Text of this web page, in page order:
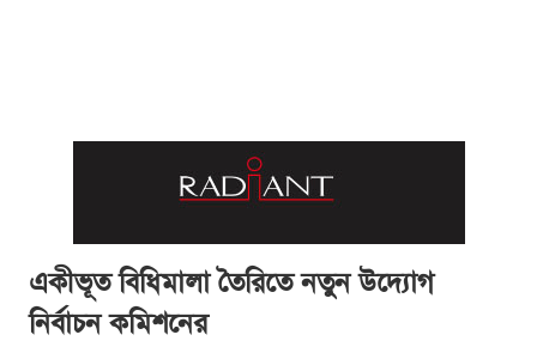
একীভূত বিধিমালা তৈরিতে নতুন উদ্যোগ
নির্বাচন কমিশনের